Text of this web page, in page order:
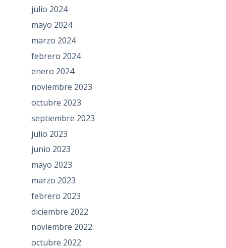
julio 2024
mayo 2024
marzo 2024
febrero 2024
enero 2024
noviembre 2023
octubre 2023
septiembre 2023
julio 2023
junio 2023
mayo 2023
marzo 2023
febrero 2023
diciembre 2022
noviembre 2022
octubre 2022